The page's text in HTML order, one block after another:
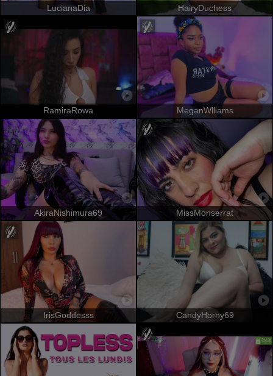
LucianaDia HairyDuchess
RamiraRowa MeganWlliams
AkiraNishimura69 MissMonserrat
IrisGoddesss CandyHorny69